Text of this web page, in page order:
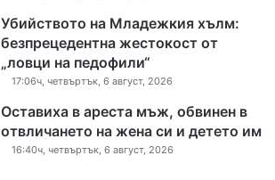
Убийството на Младежкия хълм:
безпрецедентна жестокост от
„ловци на педофили“
17:06ч, четвъртък, 6 август, 2026
Оставиха в ареста мъж, обвинен в
отвличането на жена си и детето им
16:40ч, четвъртък, 6 август, 2026